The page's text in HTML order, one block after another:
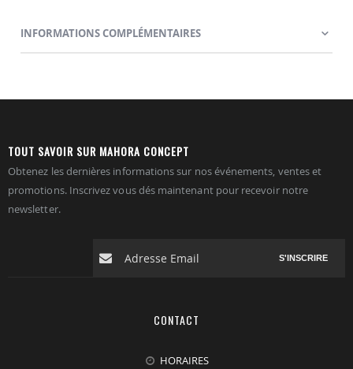
INFORMATIONS COMPLÉMENTAIRES
TOUT SAVOIR SUR MAHORA CONCEPT
Obtenez les dernières informations sur nos événements, ventes et
promotions. Inscrivez vous dés maintenant pour recevoir notre
newsletter.
S'INSCRIRE
CONTACT
HORAIRES